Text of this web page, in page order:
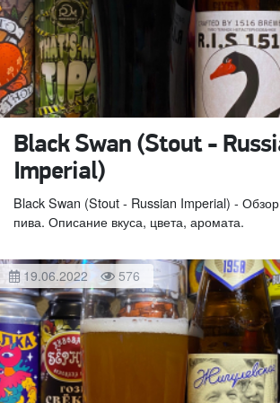
Black Swan (Stout -
Imperial)
Black Swan (Stout - Russian Imperial) - Обзор
пива. Описание вкуса, цвета, аромата.
19.06.2022 576